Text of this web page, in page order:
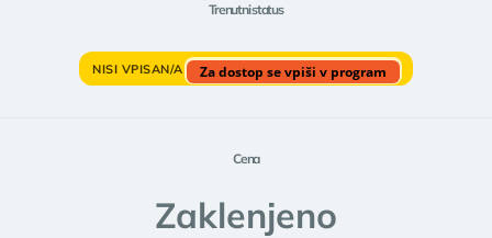
Trenutni status
NISI VPISAN/A Za dostop se vpiši v program
Cena
Zaklenjeno